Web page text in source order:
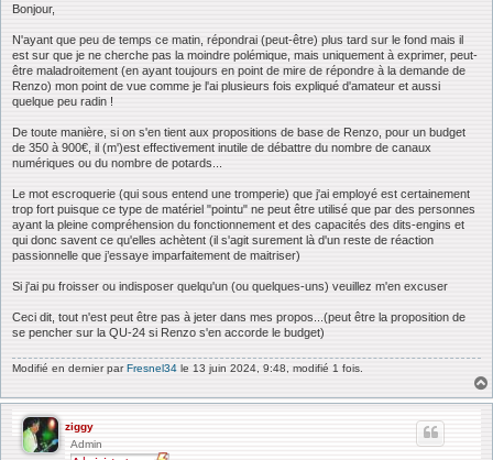
s
g
e
Bonjour,
N'ayant que peu de temps ce matin, répondrai (peut-être) plus tard sur le fond mais il
est sur que je ne cherche pas la moindre polémique, mais uniquement à exprimer, peut-
être maladroitement (en ayant toujours en point de mire de répondre à la demande de
Renzo) mon point de vue comme je l'ai plusieurs fois expliqué d'amateur et aussi
quelque peu radin !
De toute manière, si on s'en tient aux propositions de base de Renzo, pour un budget
de 350 à 900€, il (m')est effectivement inutile de débattre du nombre de canaux
numériques ou du nombre de potards...
Le mot escroquerie (qui sous entend une tromperie) que j'ai employé est certainement
trop fort puisque ce type de matériel "pointu" ne peut être utilisé que par des personnes
ayant la pleine compréhension du fonctionnement et des capacités des dits-engins et
qui donc savent ce qu'elles achètent (il s'agit surement là d'un reste de réaction
passionnelle que j’essaye imparfaitement de maitriser)
Si j'ai pu froisser ou indisposer quelqu'un (ou quelques-uns) veuillez m'en excuser
Ceci dit, tout n'est peut être pas à jeter dans mes propos...(peut être la proposition de
se pencher sur la QU-24 si Renzo s'en accorde le budget)
Modifié en dernier parFresnel34 le 13 juin 2024, 9:48, modifié 1 fois.
ziggy
Admin